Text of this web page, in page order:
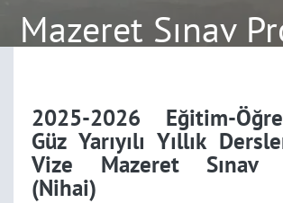
Mazeret Sınav
2025-2026 Eğitim-
Güz Yarıyılı Yıllık
Vize Mazeret Sınav
(Nihai)